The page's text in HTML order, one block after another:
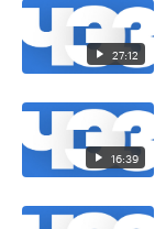
27:12
16:39